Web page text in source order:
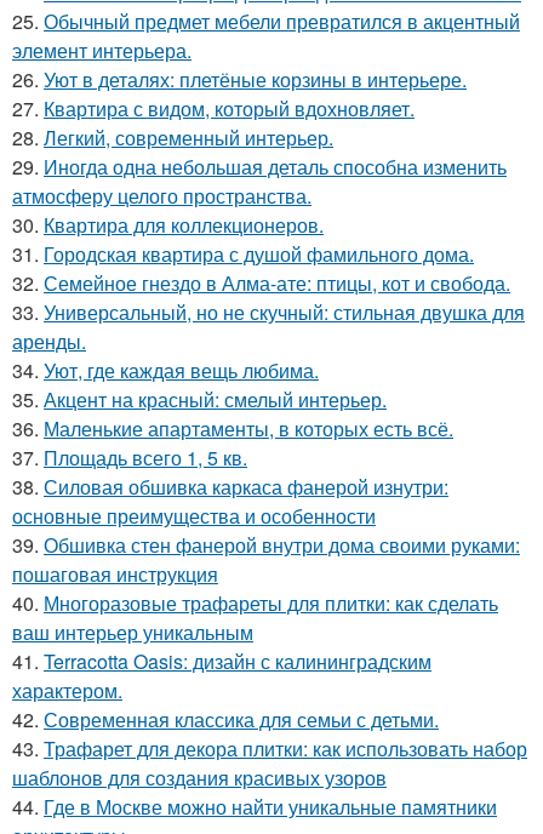
25. Обычный предмет мебели превратился в акцентный
элемент интерьера.
26. Уют в деталях: плетёные корзины в интерьере.
27. Квартира с видом, который вдохновляет.
28. Легкий, современный интерьер.
29. Иногда одна небольшая деталь способна изменить
атмосферу целого пространства.
30. Квартира для коллекционеров.
31. Городская квартира с душой фамильного дома.
32. Семейное гнездо в Алма-ате: птицы, кот и свобода.
33. Универсальный, но не скучный: стильная двушка для
аренды.
34. Уют, где каждая вещь любима.
35. Акцент на красный: смелый интерьер.
36. Маленькие апартаменты, в которых есть всё.
37. Площадь всего 1, 5 кв.
38. Силовая обшивка каркаса фанерой изнутри:
основные преимущества и особенности
39. Обшивка стен фанерой внутри дома своими руками:
пошаговая инструкция
40. Многоразовые трафареты для плитки: как сделать
ваш интерьер уникальным
41. Terracotta Oasis: дизайн с калининградским
характером.
42. Современная классика для семьи с детьми.
43. Трафарет для декора плитки: как использовать набор
шаблонов для создания красивых узоров
44. Где в Москве можно найти уникальные памятники